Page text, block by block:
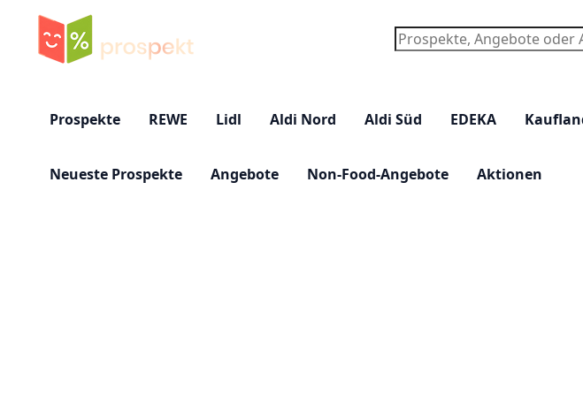
Suchen
Prospekte REWE Lidl Aldi Nord Aldi Süd EDEKA
Neueste Prospekte Angebote Non-Food-Angebote Aktionen